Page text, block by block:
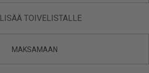
LISÄÄ TOIVELISTALLE
MAKSAMAAN